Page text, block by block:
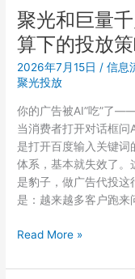
放
成
本
越
投
高
怎
么
办？
5
个
化
聚光和巨量
算下的投放
2026年7月15日/信息
聚光投放
你的广告被AI”吃”了
当消费者打开对话框问
是打开百度输入关键
体系，基本就失效了。
是豹子，做广告代投
是：越来越多客户跑来
聚
和
Read More »